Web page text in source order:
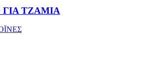
ΤΖΑΜΙΑ